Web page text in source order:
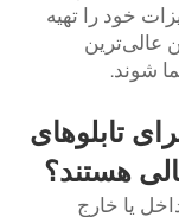
خود را تهیه
عالی‌ترین
شوند.
تابلوهای
هستند؟
یا خارج